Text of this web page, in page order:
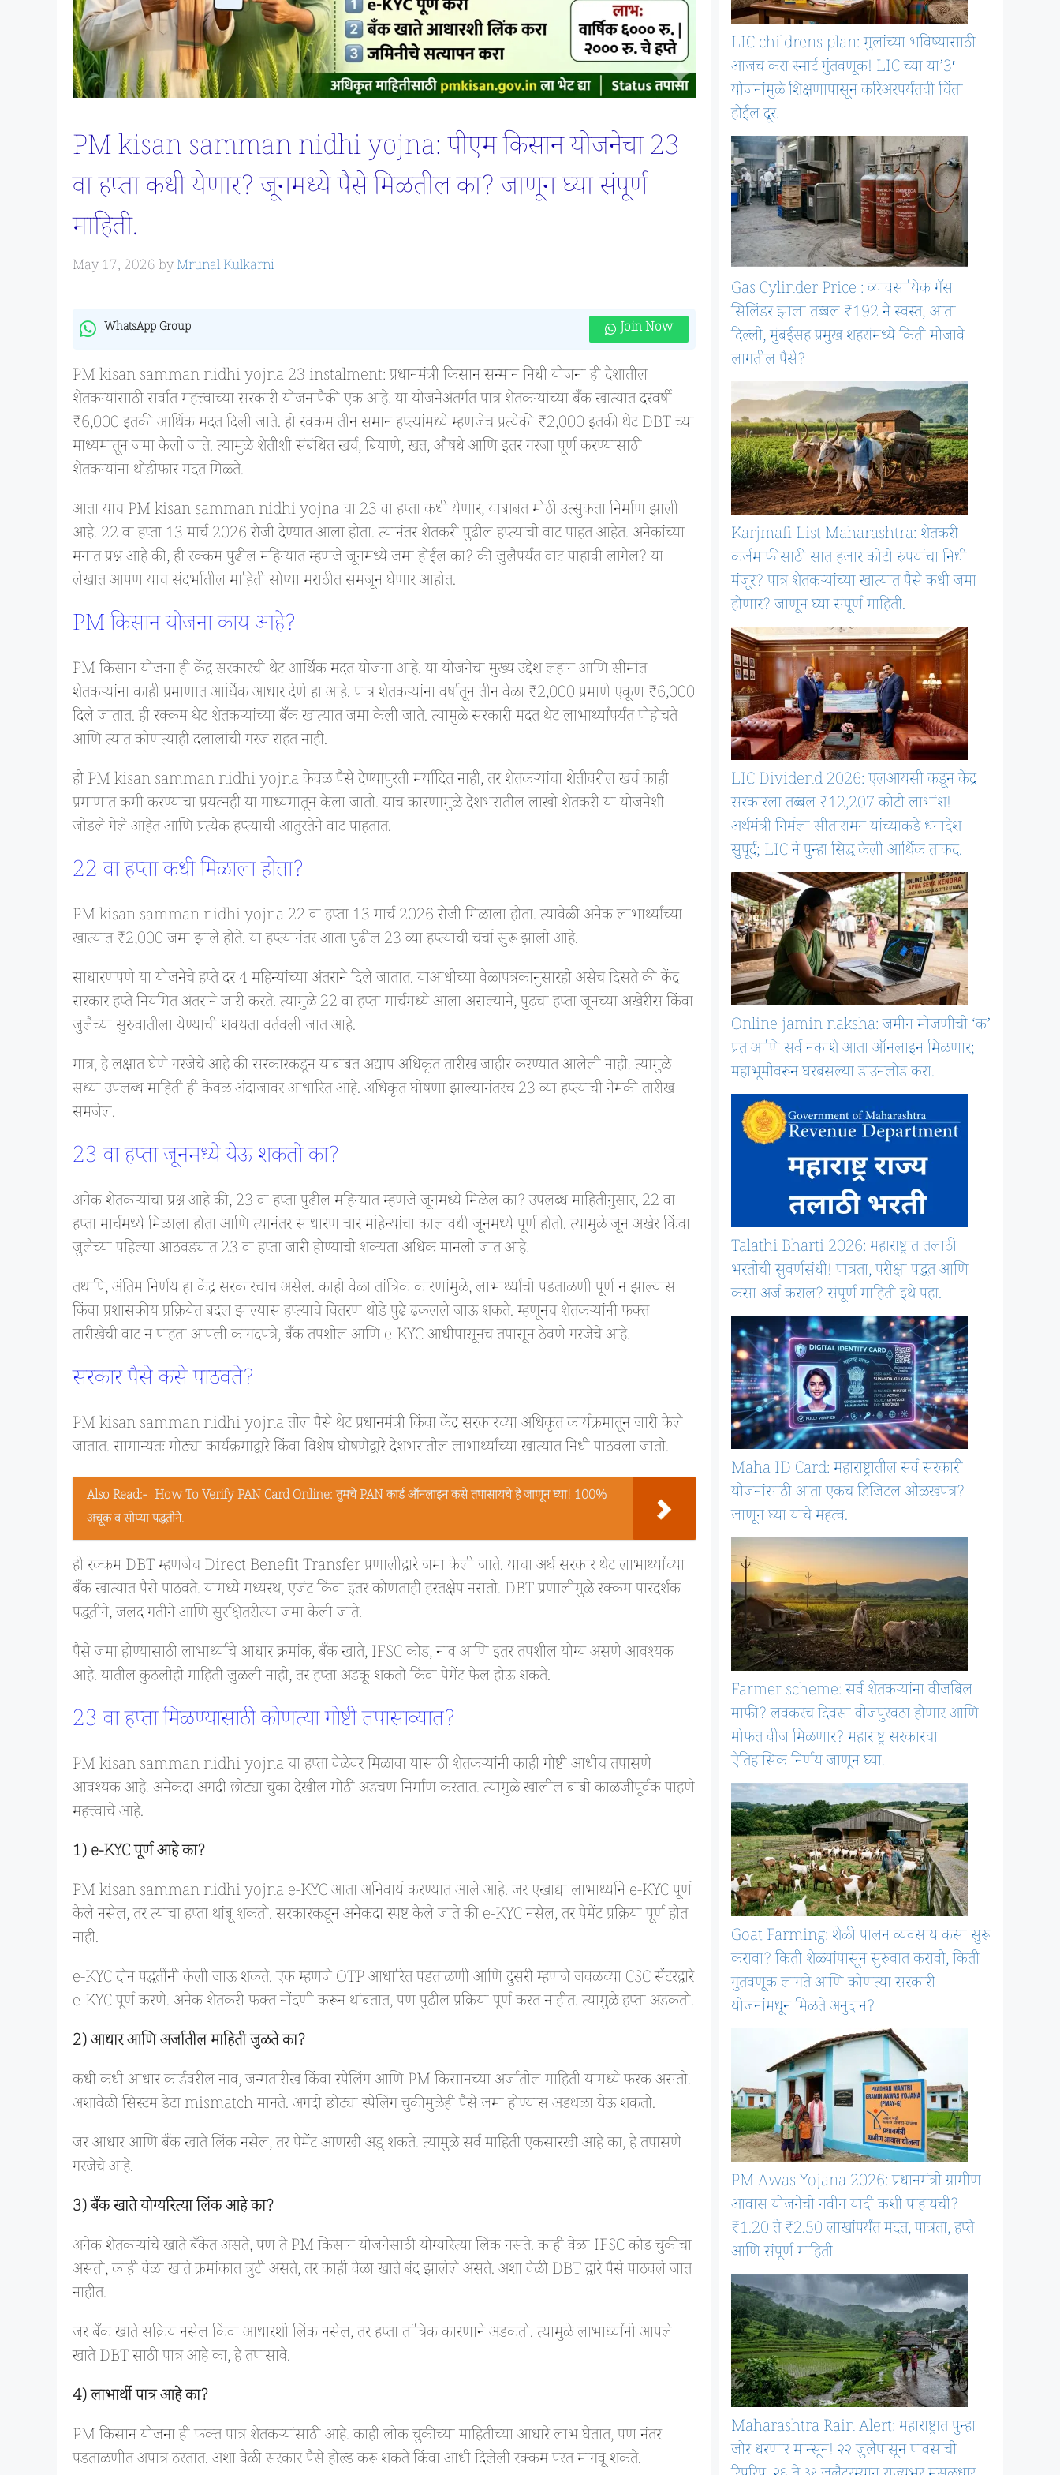
PM kisan samman nidhi yojna: पीएम किसान योजनेचा 23
वा हप्ता कधी येणार? जूनमध्ये पैसे मिळतील का? जाणून घ्या संपूर्ण
माहिती.
May 17, 2026byMrunal Kulkarni
WhatsApp Group Join Now
PM kisan samman nidhi yojna 23 instalment: प्रधानमंत्री किसान सन्मान निधी योजना ही देशातील
शेतकऱ्यांसाठी सर्वात महत्त्वाच्या सरकारी योजनांपैकी एक आहे. या योजनेअंतर्गत पात्र शेतकऱ्यांच्या बँक खात्यात दरवर्षी
₹6,000 इतकी आर्थिक मदत दिली जाते. ही रक्कम तीन समान हप्त्यांमध्ये म्हणजेच प्रत्येकी ₹2,000 इतकी थेट DBT च्या
माध्यमातून जमा केली जाते. त्यामुळे शेतीशी संबंधित खर्च, बियाणे, खत, औषधे आणि इतर गरजा पूर्ण करण्यासाठी
शेतकऱ्यांना थोडीफार मदत मिळते.
आता याच PM kisan samman nidhi yojna चा 23 वा हप्ता कधी येणार, याबाबत मोठी उत्सुकता निर्माण झाली
आहे. 22 वा हप्ता 13 मार्च 2026 रोजी देण्यात आला होता. त्यानंतर शेतकरी पुढील हप्त्याची वाट पाहत आहेत. अनेकांच्या
मनात प्रश्न आहे की, ही रक्कम पुढील महिन्यात म्हणजे जूनमध्ये जमा होईल का? की जुलैपर्यंत वाट पाहावी लागेल? या
लेखात आपण याच संदर्भातील माहिती सोप्या मराठीत समजून घेणार आहोत.
PM किसान योजना काय आहे?
PM किसान योजना ही केंद्र सरकारची थेट आर्थिक मदत योजना आहे. या योजनेचा मुख्य उद्देश लहान आणि सीमांत
शेतकऱ्यांना काही प्रमाणात आर्थिक आधार देणे हा आहे. पात्र शेतकऱ्यांना वर्षातून तीन वेळा ₹2,000 प्रमाणे एकूण ₹6,000
दिले जातात. ही रक्कम थेट शेतकऱ्यांच्या बँक खात्यात जमा केली जाते. त्यामुळे सरकारी मदत थेट लाभार्थ्यांपर्यंत पोहोचते
आणि त्यात कोणत्याही दलालांची गरज राहत नाही.
ही PM kisan samman nidhi yojna केवळ पैसे देण्यापुरती मर्यादित नाही, तर शेतकऱ्यांचा शेतीवरील खर्च काही
प्रमाणात कमी करण्याचा प्रयत्नही या माध्यमातून केला जातो. याच कारणामुळे देशभरातील लाखो शेतकरी या योजनेशी
जोडले गेले आहेत आणि प्रत्येक हप्त्याची आतुरतेने वाट पाहतात.
22 वा हप्ता कधी मिळाला होता?
PM kisan samman nidhi yojna 22 वा हप्ता 13 मार्च 2026 रोजी मिळाला होता. त्यावेळी अनेक लाभार्थ्यांच्या
खात्यात ₹2,000 जमा झाले होते. या हप्त्यानंतर आता पुढील 23 व्या हप्त्याची चर्चा सुरू झाली आहे.
साधारणपणे या योजनेचे हप्ते दर 4 महिन्यांच्या अंतराने दिले जातात. याआधीच्या वेळापत्रकानुसारही असेच दिसते की केंद्र
सरकार हप्ते नियमित अंतराने जारी करते. त्यामुळे 22 वा हप्ता मार्चमध्ये आला असल्याने, पुढचा हप्ता जूनच्या अखेरीस किंवा
जुलैच्या सुरुवातीला येण्याची शक्यता वर्तवली जात आहे.
मात्र, हे लक्षात घेणे गरजेचे आहे की सरकारकडून याबाबत अद्याप अधिकृत तारीख जाहीर करण्यात आलेली नाही. त्यामुळे
सध्या उपलब्ध माहिती ही केवळ अंदाजावर आधारित आहे. अधिकृत घोषणा झाल्यानंतरच 23 व्या हप्त्याची नेमकी तारीख
समजेल.
23 वा हप्ता जूनमध्ये येऊ शकतो का?
अनेक शेतकऱ्यांचा प्रश्न आहे की, 23 वा हप्ता पुढील महिन्यात म्हणजे जूनमध्ये मिळेल का? उपलब्ध माहितीनुसार, 22 वा
हप्ता मार्चमध्ये मिळाला होता आणि त्यानंतर साधारण चार महिन्यांचा कालावधी जूनमध्ये पूर्ण होतो. त्यामुळे जून अखेर किंवा
जुलैच्या पहिल्या आठवड्यात 23 वा हप्ता जारी होण्याची शक्यता अधिक मानली जात आहे.
तथापि, अंतिम निर्णय हा केंद्र सरकारचाच असेल. काही वेळा तांत्रिक कारणांमुळे, लाभार्थ्यांची पडताळणी पूर्ण न झाल्यास
किंवा प्रशासकीय प्रक्रियेत बदल झाल्यास हप्त्याचे वितरण थोडे पुढे ढकलले जाऊ शकते. म्हणूनच शेतकऱ्यांनी फक्त
तारीखेची वाट न पाहता आपली कागदपत्रे, बँक तपशील आणि e-KYC आधीपासूनच तपासून ठेवणे गरजेचे आहे.
सरकार पैसे कसे पाठवते?
PM kisan samman nidhi yojna तील पैसे थेट प्रधानमंत्री किंवा केंद्र सरकारच्या अधिकृत कार्यक्रमातून जारी केले
जातात. सामान्यतः मोठ्या कार्यक्रमाद्वारे किंवा विशेष घोषणेद्वारे देशभरातील लाभार्थ्यांच्या खात्यात निधी पाठवला जातो.
Also Read:- How To Verify PAN Card Online: तुमचे PAN कार्ड ऑनलाइन कसे तपासायचे हे जाणून घ्या! 100%
अचूक व सोप्या पद्धतीने.
ही रक्कम DBT म्हणजेच Direct Benefit Transfer प्रणालीद्वारे जमा केली जाते. याचा अर्थ सरकार थेट लाभार्थ्यांच्या
बँक खात्यात पैसे पाठवते. यामध्ये मध्यस्थ, एजंट किंवा इतर कोणताही हस्तक्षेप नसतो. DBT प्रणालीमुळे रक्कम पारदर्शक
पद्धतीने, जलद गतीने आणि सुरक्षितरीत्या जमा केली जाते.
पैसे जमा होण्यासाठी लाभार्थ्याचे आधार क्रमांक, बँक खाते, IFSC कोड, नाव आणि इतर तपशील योग्य असणे आवश्यक
आहे. यातील कुठलीही माहिती जुळली नाही, तर हप्ता अडकू शकतो किंवा पेमेंट फेल होऊ शकते.
23 वा हप्ता मिळण्यासाठी कोणत्या गोष्टी तपासाव्यात?
PM kisan samman nidhi yojna चा हप्ता वेळेवर मिळावा यासाठी शेतकऱ्यांनी काही गोष्टी आधीच तपासणे
आवश्यक आहे. अनेकदा अगदी छोट्या चुका देखील मोठी अडचण निर्माण करतात. त्यामुळे खालील बाबी काळजीपूर्वक पाहणे
महत्त्वाचे आहे.
1) e-KYC पूर्ण आहे का?
PM kisan samman nidhi yojna e-KYC आता अनिवार्य करण्यात आले आहे. जर एखाद्या लाभार्थ्याने e-KYC पूर्ण
केले नसेल, तर त्याचा हप्ता थांबू शकतो. सरकारकडून अनेकदा स्पष्ट केले जाते की e-KYC नसेल, तर पेमेंट प्रक्रिया पूर्ण होत
नाही.
e-KYC दोन पद्धतींनी केली जाऊ शकते. एक म्हणजे OTP आधारित पडताळणी आणि दुसरी म्हणजे जवळच्या CSC सेंटरद्वारे
e-KYC पूर्ण करणे. अनेक शेतकरी फक्त नोंदणी करून थांबतात, पण पुढील प्रक्रिया पूर्ण करत नाहीत. त्यामुळे हप्ता अडकतो.
2) आधार आणि अर्जातील माहिती जुळते का?
कधी कधी आधार कार्डवरील नाव, जन्मतारीख किंवा स्पेलिंग आणि PM किसानच्या अर्जातील माहिती यामध्ये फरक असतो.
अशावेळी सिस्टम डेटा mismatch मानते. अगदी छोट्या स्पेलिंग चुकीमुळेही पैसे जमा होण्यास अडथळा येऊ शकतो.
जर आधार आणि बँक खाते लिंक नसेल, तर पेमेंट आणखी अडू शकते. त्यामुळे सर्व माहिती एकसारखी आहे का, हे तपासणे
गरजेचे आहे.
3) बँक खाते योग्यरित्या लिंक आहे का?
अनेक शेतकऱ्यांचे खाते बँकेत असते, पण ते PM किसान योजनेसाठी योग्यरित्या लिंक नसते. काही वेळा IFSC कोड चुकीचा
असतो, काही वेळा खाते क्रमांकात त्रुटी असते, तर काही वेळा खाते बंद झालेले असते. अशा वेळी DBT द्वारे पैसे पाठवले जात
नाहीत.
जर बँक खाते सक्रिय नसेल किंवा आधारशी लिंक नसेल, तर हप्ता तांत्रिक कारणाने अडकतो. त्यामुळे लाभार्थ्यांनी आपले
खाते DBT साठी पात्र आहे का, हे तपासावे.
4) लाभार्थी पात्र आहे का?
PM किसान योजना ही फक्त पात्र शेतकऱ्यांसाठी आहे. काही लोक चुकीच्या माहितीच्या आधारे लाभ घेतात, पण नंतर
पडताळणीत अपात्र ठरतात. अशा वेळी सरकार पैसे होल्ड करू शकते किंवा आधी दिलेली रक्कम परत मागवू शकते.
LIC childrens plan: मुलांच्या भविष्यासाठी
आजच करा स्मार्ट गुंतवणूक! LIC च्या या’3′
योजनांमुळे शिक्षणापासून करिअरपर्यंतची चिंता
होईल दूर.
Gas Cylinder Price : व्यावसायिक गॅस
सिलिंडर झाला तब्बल ₹192 ने स्वस्त; आता
दिल्ली, मुंबईसह प्रमुख शहरांमध्ये किती मोजावे
लागतील पैसे?
Karjmafi List Maharashtra: शेतकरी
कर्जमाफीसाठी सात हजार कोटी रुपयांचा निधी
मंजूर? पात्र शेतकऱ्यांच्या खात्यात पैसे कधी जमा
होणार? जाणून घ्या संपूर्ण माहिती.
LIC Dividend 2026: एलआयसी कडून केंद्र
सरकारला तब्बल ₹12,207 कोटी लाभांश!
अर्थमंत्री निर्मला सीतारामन यांच्याकडे धनादेश
सुपूर्द; LIC ने पुन्हा सिद्ध केली आर्थिक ताकद.
Online jamin naksha: जमीन मोजणीची ‘क’
प्रत आणि सर्व नकाशे आता ऑनलाइन मिळणार;
महाभूमीवरून घरबसल्या डाउनलोड करा.
Talathi Bharti 2026: महाराष्ट्रात तलाठी
भरतीची सुवर्णसंधी! पात्रता, परीक्षा पद्धत आणि
कसा अर्ज कराल? संपूर्ण माहिती इथे पहा.
Maha ID Card: महाराष्ट्रातील सर्व सरकारी
योजनांसाठी आता एकच डिजिटल ओळखपत्र?
जाणून घ्या याचे महत्व.
Farmer scheme: सर्व शेतकऱ्यांना वीजबिल
माफी? लवकरच दिवसा वीजपुरवठा होणार आणि
मोफत वीज मिळणार? महाराष्ट्र सरकारचा
ऐतिहासिक निर्णय जाणून घ्या.
Goat Farming: शेळी पालन व्यवसाय कसा सुरू
करावा? किती शेळ्यांपासून सुरुवात करावी, किती
गुंतवणूक लागते आणि कोणत्या सरकारी
योजनांमधून मिळते अनुदान?
PM Awas Yojana 2026: प्रधानमंत्री ग्रामीण
आवास योजनेची नवीन यादी कशी पाहायची?
₹1.20 ते ₹2.50 लाखांपर्यंत मदत, पात्रता, हप्ते
आणि संपूर्ण माहिती
Maharashtra Rain Alert: महाराष्ट्रात पुन्हा
जोर धरणार मान्सून! २२ जुलैपासून पावसाची